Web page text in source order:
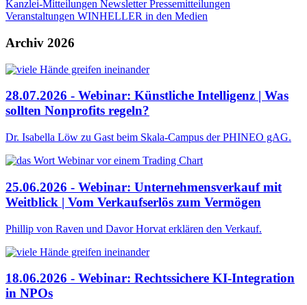
Kanzlei-Mitteilungen NewsletterPressemitteilungen
Veranstaltungen WINHELLER in den Medien
Archiv 2026
28.07.2026 - Webinar: Künstliche Intelligenz | Was
sollten Nonprofits regeln?
Dr. Isabella Löw zu Gast beim Skala-Campus der PHINEO gAG.
25.06.2026 - Webinar: Unternehmensverkauf mit
Weitblick | Vom Verkaufserlös zum Vermögen
Phillip von Raven und Davor Horvat erklären den Verkauf.
18.06.2026 - Webinar: Rechtssichere KI-Integration
in NPOs